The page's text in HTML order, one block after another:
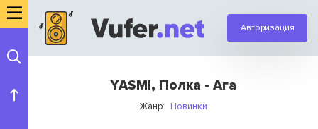
Авторизация
YASMI, Полка - Ага
Жанр: Новинки